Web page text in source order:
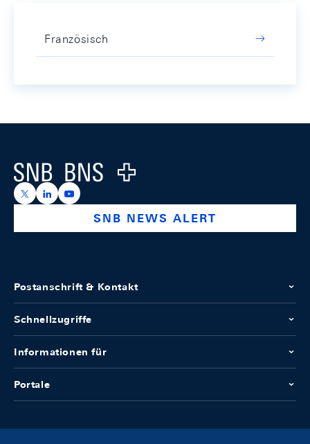
Französisch
Logo
https://x.com/snb_bns
https://ch.linkedin.com/company/swiss-national-
https://www.youtube.com/@swissnationalbank
SNB NEWS ALERT
Postanschrift & Kontakt
Schnellzugriffe
Informationen für
Portale